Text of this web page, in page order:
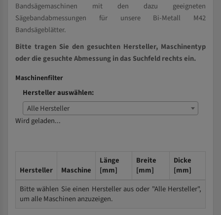
Bandsägemaschinen mit den dazu geeigneten
Sägebandabmessungen für unsere Bi-Metall M42
Bandsägeblätter.
Bitte tragen Sie den gesuchten Hersteller, Maschinentyp
oder die gesuchte Abmessung in das Suchfeld rechts ein.
Maschinenfilter
Hersteller auswählen:
Alle Hersteller
Wird geladen...
Hersteller Maschine
Länge
[mm]
Breite
[mm]
Dicke
[mm]
Bitte wählen Sie einen Hersteller aus oder "Alle Hersteller",
um alle Maschinen anzuzeigen.